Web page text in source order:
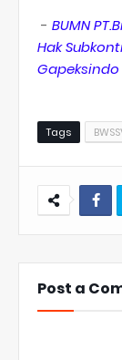
- BUMN
Hak
Tags
Post a